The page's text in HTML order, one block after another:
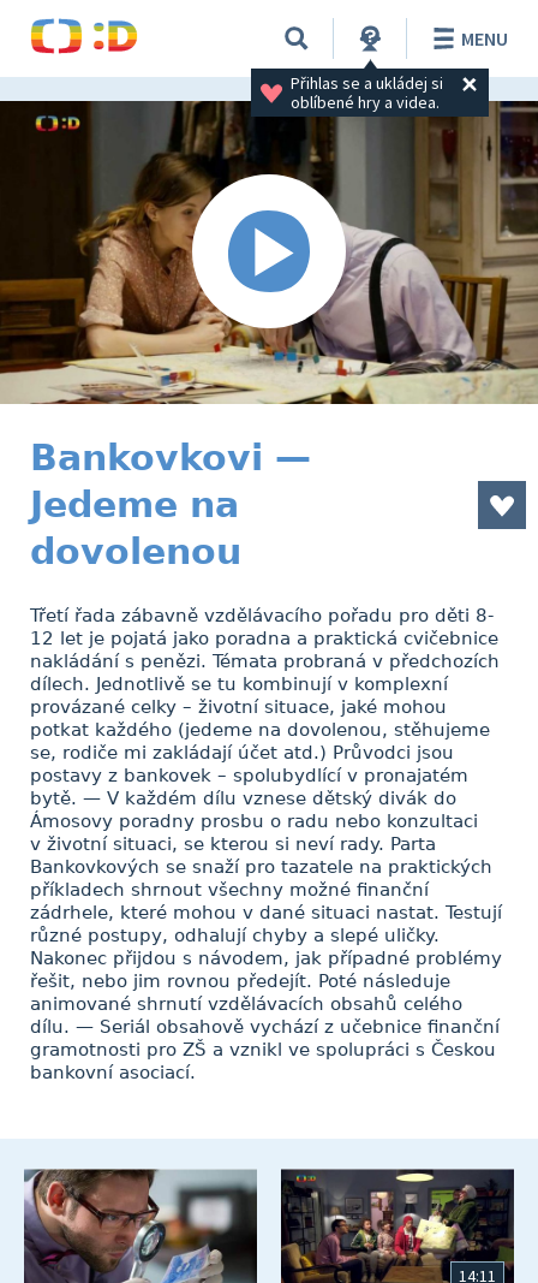
Přihlas se a ukládej si
oblíbené hry a videa.
MENU
Bankovkovi —
Jedeme na
dovolenou
Třetí řada zábavně vzdělávacího pořadu pro děti 8-
12 let je pojatá jako poradna a praktická cvičebnice
nakládání s penězi. Témata probraná v předchozích
dílech. Jednotlivě se tu kombinují v komplexní
provázané celky – životní situace, jaké mohou
potkat každého (jedeme na dovolenou, stěhujeme
se, rodiče mi zakládají účet atd.) Průvodci jsou
postavy z bankovek – spolubydlící v pronajatém
bytě. — V každém dílu vznese dětský divák do
Ámosovy poradny prosbu o radu nebo konzultaci
v životní situaci, se kterou si neví rady. Parta
Bankovkových se snaží pro tazatele na praktických
příkladech shrnout všechny možné finanční
zádrhele, které mohou v dané situaci nastat. Testují
různé postupy, odhalují chyby a slepé uličky.
Nakonec přijdou s návodem, jak případné problémy
řešit, nebo jim rovnou předejít. Poté následuje
animované shrnutí vzdělávacích obsahů celého
dílu. — Seriál obsahově vychází z učebnice finanční
gramotnosti pro ZŠ a vznikl ve spolupráci s Českou
bankovní asociací.
14:11